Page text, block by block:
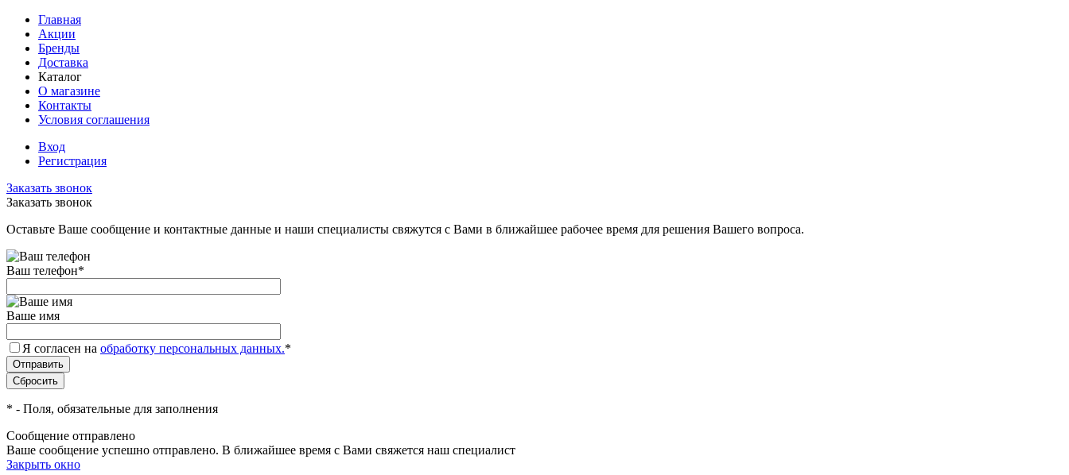
Главная
Акции
Бренды
Доставка
Каталог
О магазине
Контакты
Условия соглашения
Вход
Регистрация
Заказать звонок
Заказать звонок
Оставьте Ваше сообщение и контактные данные и наши специалисты свяжутся с Вами в ближайшее рабочее время для решения Вашего вопроса.
Ваш телефон*
Ваше имя
Я согласен на обработку персональных данных.*
* - Поля, обязательные для заполнения
Сообщение отправлено
Ваше сообщение успешно отправлено. В ближайшее время с Вами свяжется наш специалист
Закрыть окно